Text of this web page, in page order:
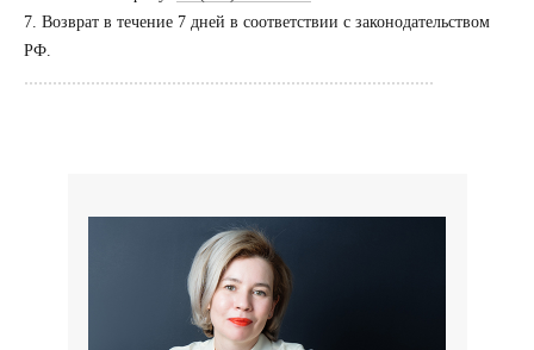
7. Возврат в течение 7 дней в соответствии с законодательством
РФ.
......................................................................................
архитектору и